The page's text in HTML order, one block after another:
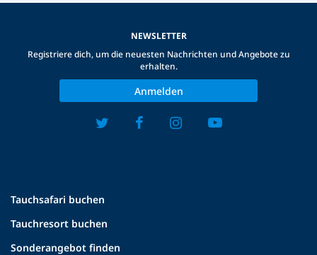
Tauchsafari buchen
Tauchresort buchen
Sonderangebot finden
NEWSLETTER
Registriere dich, um die neuesten Nachrichten und Angebote zu
erhalten.
Anmelden